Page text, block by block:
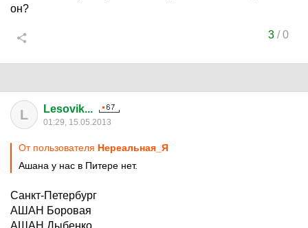
он?
3/0
L Lesovik...
01:29, 15.05.2013
От пользователя Нереальная_Я
Ашана у нас в Питере нет.
Санкт-Петербург
АШАН Боровая
АШАН Дыбенко